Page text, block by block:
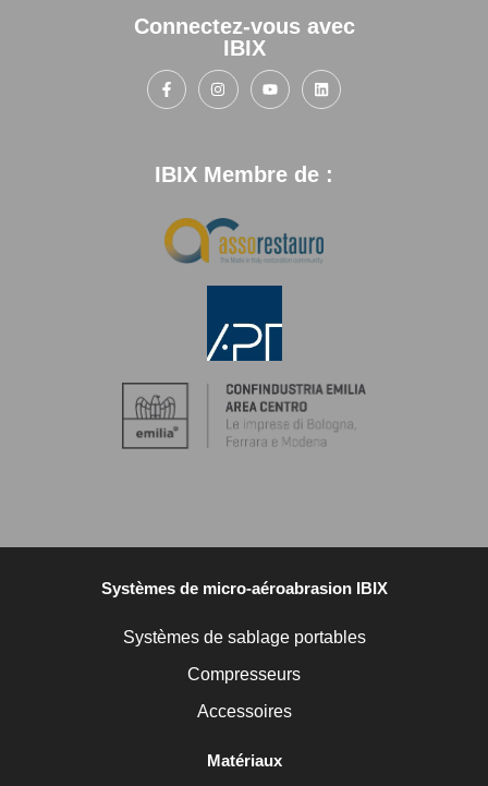
Connectez-vous avec
IBIX
IBIX Membre de :
Systèmes de micro-aéroabrasion IBIX
Systèmes de sablage portables
Compresseurs
Accessoires
Matériaux